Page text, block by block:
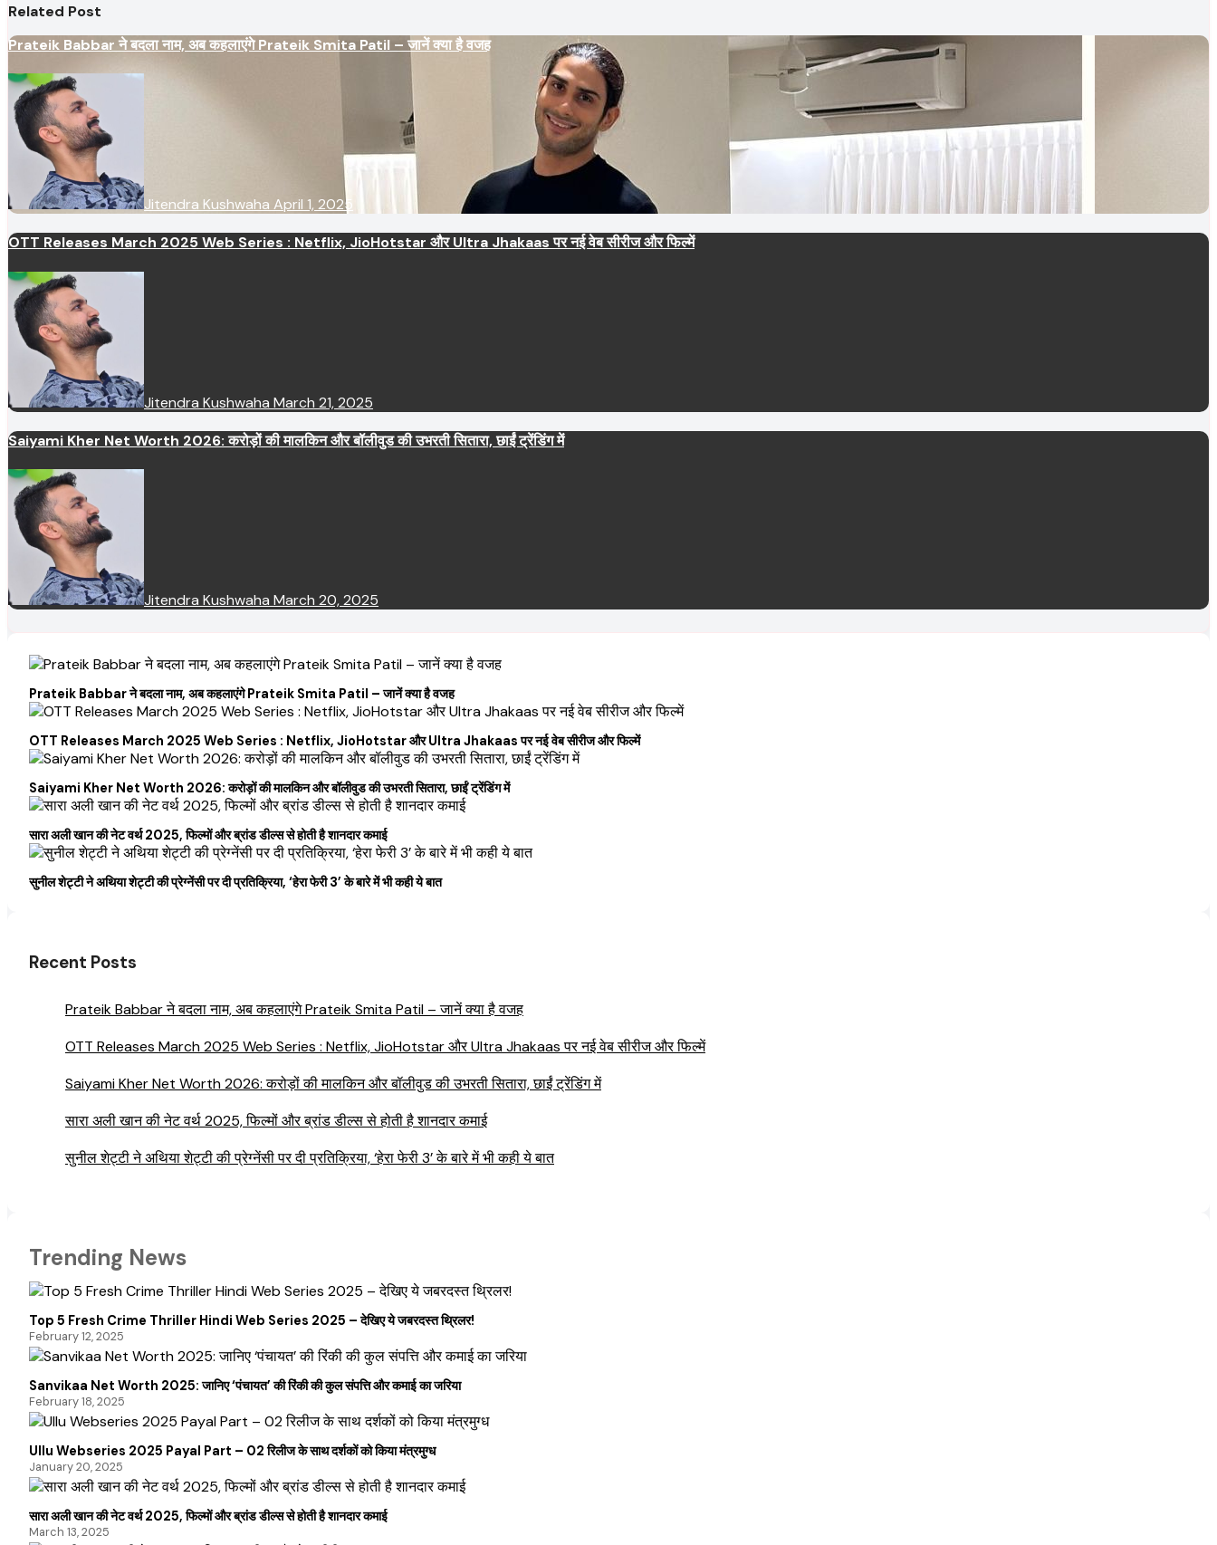
Related Post
Prateik Babbar ने बदला नाम, अब कहलाएंगे Prateik Smita Patil – जानें क्या है वजह
Jitendra Kushwaha April 1, 2025
OTT Releases March 2025 Web Series : Netflix, JioHotstar और Ultra Jhakaas पर नई वेब सीरीज और फिल्में
Jitendra Kushwaha March 21, 2025
Saiyami Kher Net Worth 2026: करोड़ों की मालकिन और बॉलीवुड की उभरती सितारा, छाईं ट्रेंडिंग में
Jitendra Kushwaha March 20, 2025
Prateik Babbar ने बदला नाम, अब कहलाएंगे Prateik Smita Patil – जानें क्या है वजह
OTT Releases March 2025 Web Series : Netflix, JioHotstar और Ultra Jhakaas पर नई वेब सीरीज और फिल्में
Saiyami Kher Net Worth 2026: करोड़ों की मालकिन और बॉलीवुड की उभरती सितारा, छाईं ट्रेंडिंग में
सारा अली खान की नेट वर्थ 2025, फिल्मों और ब्रांड डील्स से होती है शानदार कमाई
सुनील शेट्टी ने अथिया शेट्टी की प्रेग्नेंसी पर दी प्रतिक्रिया, ‘हेरा फेरी 3’ के बारे में भी कही ये बात
Recent Posts
Prateik Babbar ने बदला नाम, अब कहलाएंगे Prateik Smita Patil – जानें क्या है वजह
OTT Releases March 2025 Web Series : Netflix, JioHotstar और Ultra Jhakaas पर नई वेब सीरीज और फिल्में
Saiyami Kher Net Worth 2026: करोड़ों की मालकिन और बॉलीवुड की उभरती सितारा, छाईं ट्रेंडिंग में
सारा अली खान की नेट वर्थ 2025, फिल्मों और ब्रांड डील्स से होती है शानदार कमाई
सुनील शेट्टी ने अथिया शेट्टी की प्रेग्नेंसी पर दी प्रतिक्रिया, ‘हेरा फेरी 3’ के बारे में भी कही ये बात
Trending News
Top 5 Fresh Crime Thriller Hindi Web Series 2025 – देखिए ये जबरदस्त थ्रिलर!
February 12, 2025
Sanvikaa Net Worth 2025: जानिए ‘पंचायत’ की रिंकी की कुल संपत्ति और कमाई का जरिया
February 18, 2025
Ullu Webseries 2025 Payal Part – 02 रिलीज के साथ दर्शकों को किया मंत्रमुग्ध
January 20, 2025
सारा अली खान की नेट वर्थ 2025, फिल्मों और ब्रांड डील्स से होती है शानदार कमाई
March 13, 2025